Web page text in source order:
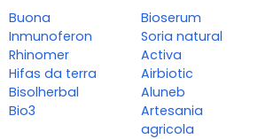
Buona
Inmunoferon
Rhinomer
Hifas da terra
Bisolherbal
Bio3
Bioserum
Soria natural
Activa
Airbiotic
Aluneb
Artesania
agricola